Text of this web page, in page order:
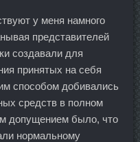
у меня намного
представителей
создавали для
принятых на себя
способом добивались
средств в полном
допущением было, что
нормальному